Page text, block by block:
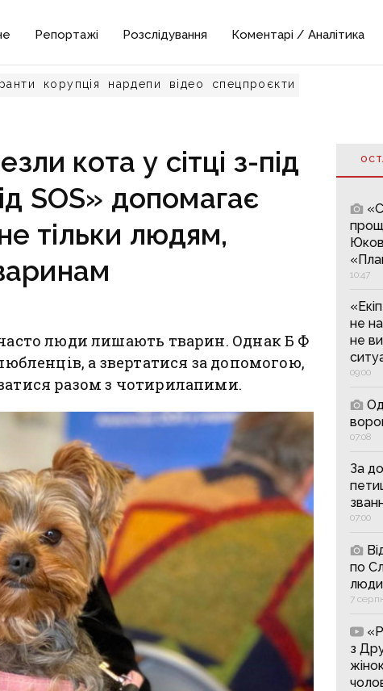
Репортажі Розслідування Коментарі / Аналітика
корупція нардепи відео спецпроєкти
кота у сітці з-під
SOS» допомагає
тільки людям,
люди лишають тварин. Однак Б Ф
а звертатися за допомогою,
разом з чотирилапими.
10:47
не
не
09:00
07:08
За
07:00
по
7
з